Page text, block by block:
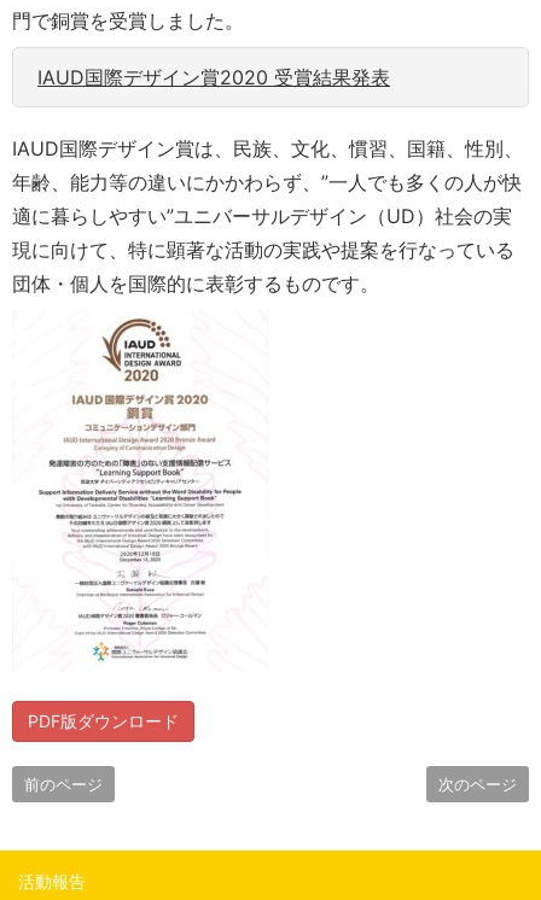
門で銅賞を受賞しました。
IAUD国際デザイン賞2020 受賞結果発表
IAUD国際デザイン賞は、民族、文化、慣習、国籍、性別、
年齢、能力等の違いにかかわらず、”一人でも多くの人が快
適に暮らしやすい”ユニバーサルデザイン（UD）社会の実
現に向けて、特に顕著な活動の実践や提案を行なっている
団体・個人を国際的に表彰するものです。
PDF版ダウンロード
前のページ 次のページ
活動報告